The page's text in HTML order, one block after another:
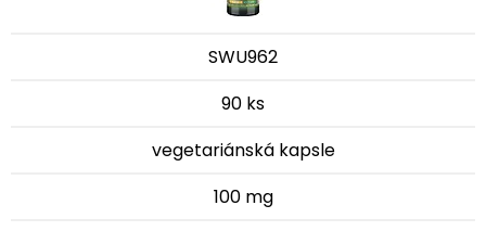
SWU962
90 ks
vegetariánská kapsle
100 mg